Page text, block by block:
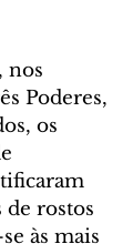
nos
Poderes,
os
rostos
às mais